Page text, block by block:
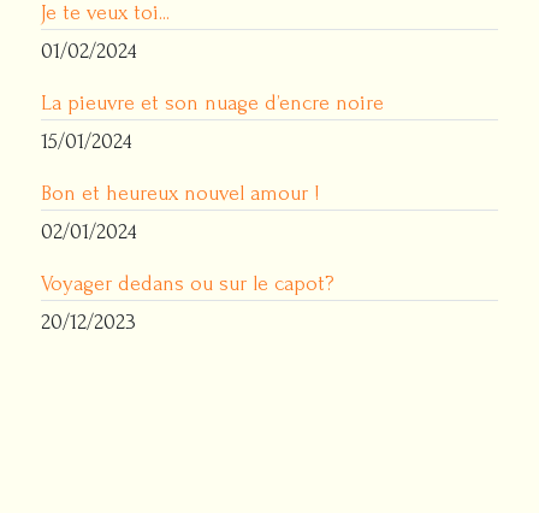
Je te veux toi...
01/02/2024
La pieuvre et son nuage d’encre noire
15/01/2024
Bon et heureux nouvel amour !
02/01/2024
Voyager dedans ou sur le capot?
20/12/2023